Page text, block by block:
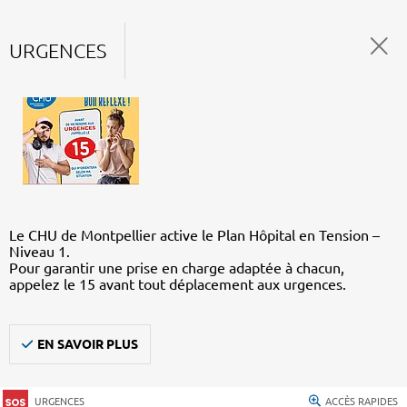
URGENCES
Le CHU de Montpellier active le Plan Hôpital en Tension –
Niveau 1.
Pour garantir une prise en charge adaptée à chacun,
appelez le 15 avant tout déplacement aux urgences.
EN SAVOIR PLUS
URGENCES ACCÈS RAPIDES